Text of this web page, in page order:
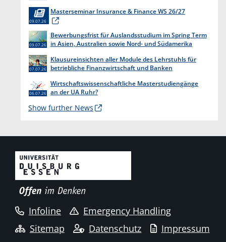
Masterseminar Insurance & Finance WS 26/27
09.07.26
Bewerbungsfrist für Auslandsstudium im Spring Term
in Asien, Australien sowie Nord- und Südamerika
09.07.26
Klausureinsichten aller Module des Lehrstuhls für
betriebliche Finanzwirtschaft und Banken
07.07.26
Wirtschaftswissenschaftliche Masterstudiengänge
an der UA Ruhr?
06.07.26
Show further News
Infoline
Emergency Handling
Sitemap
Datenschutz Impressum